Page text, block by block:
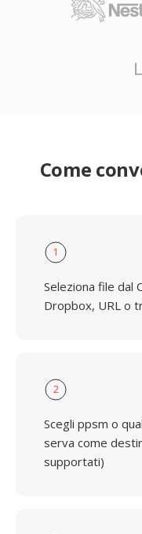
Come
1
Seleziona file dal
Dropbox, URL o
2
Scegli ppsm o
serva come
supportati)